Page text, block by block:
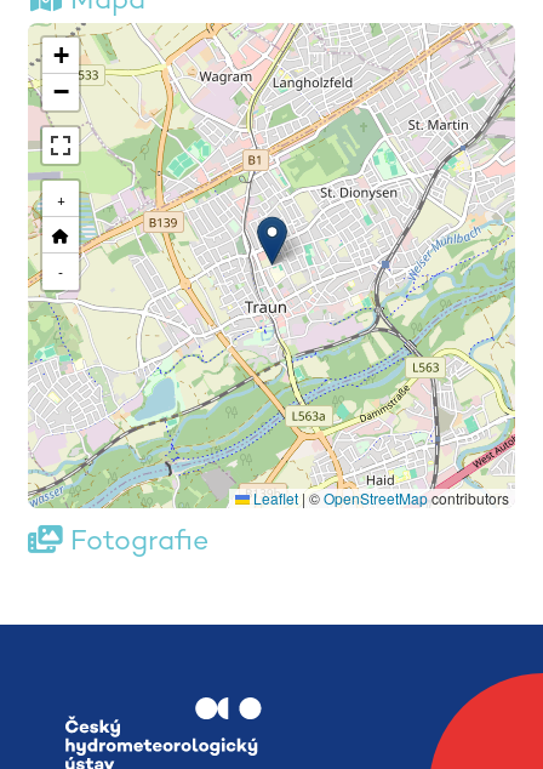
+
−
+
-
Leaflet |©OpenStreetMapcontributors
Fotografie